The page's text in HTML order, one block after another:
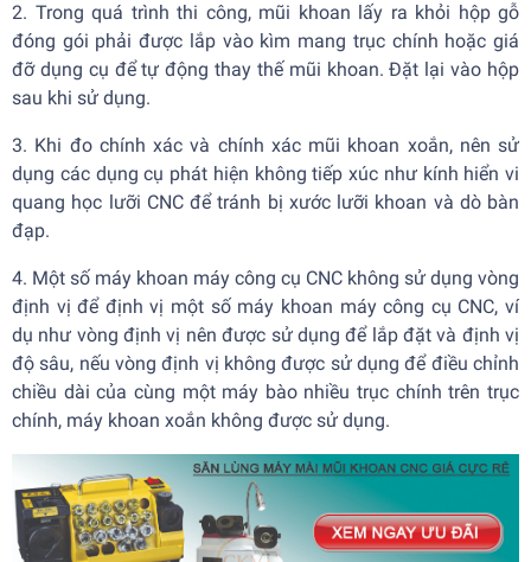
2. Trong quá trình thi công, mũi khoan lấy ra khỏi hộp gỗ
đóng gói phải được lắp vào kìm mang trục chính hoặc giá
đỡ dụng cụ để tự động thay thế mũi khoan. Đặt lại vào hộp
sau khi sử dụng.
3. Khi đo chính xác và chính xác mũi khoan xoắn, nên sử
dụng các dụng cụ phát hiện không tiếp xúc như kính hiển vi
quang học lưỡi CNC để tránh bị xước lưỡi khoan và dò bàn
đạp.
4. Một số máy khoan máy công cụ CNC không sử dụng vòng
định vị để định vị một số máy khoan máy công cụ CNC, ví
dụ như vòng định vị nên được sử dụng để lắp đặt và định vị
độ sâu, nếu vòng định vị không được sử dụng để điều chỉnh
chiều dài của cùng một máy bào nhiều trục chính trên trục
chính, máy khoan xoắn không được sử dụng.